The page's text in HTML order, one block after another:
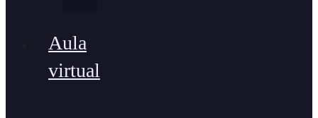
Aula
virtual